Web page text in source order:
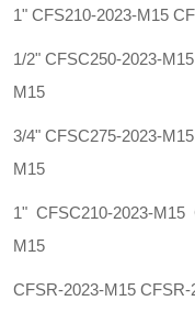
1" CFS210-2023-M15
1/2" CFSC250-2023-
M15
3/4" CFSC275-2023-
M15
1" CFSC210-2023-M15
M15
CFSR-2023-M15